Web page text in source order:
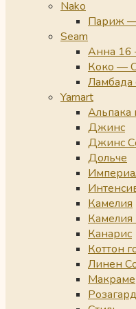
Nako
Париж —
Seam
Анна 16
Коко —
Ламбада
Yarnart
Альпака
Джинс
Джинс
Дольче
Камелия
Канарис
Коттон
Линен
Макраме